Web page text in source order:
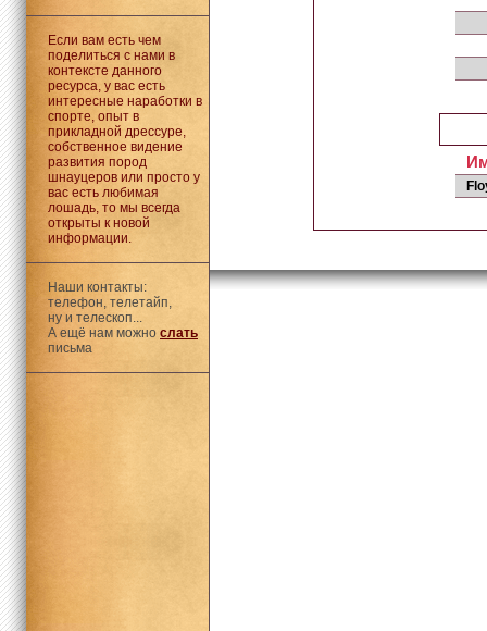
Если вам есть чем
поделиться с нами в
контексте данного
ресурса, у вас есть
интересные наработки в
спорте, опыт в
прикладной дрессуре,
собственное видение
развития пород
шнауцеров или просто у
вас есть любимая
лошадь, то мы всегда
открыты к новой
информации.
Наши контакты:
телефон, телетайп,
ну и телескоп...
А ещё нам можно слать
письма